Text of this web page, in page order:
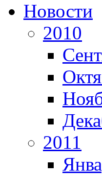
Новости
2010
2011